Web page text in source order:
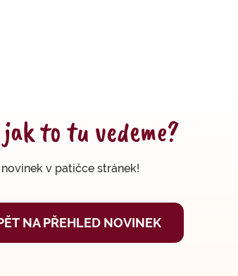
jak to tu vedeme?
v patičce stránek!
NA PŘEHLED NOVINEK